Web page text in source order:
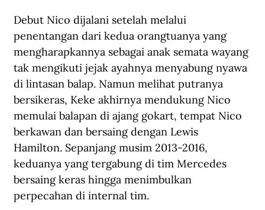
Debut Nico dijalani setelah melalui
penentangan dari kedua orangtuanya yang
mengharapkannya sebagai anak semata wayang
tak mengikuti jejak ayahnya menyabung nyawa
di lintasan balap. Namun melihat putranya
bersikeras, Keke akhirnya mendukung Nico
memulai balapan di ajang gokart, tempat Nico
berkawan dan bersaing dengan Lewis
Hamilton. Sepanjang musim 2013-2016,
keduanya yang tergabung di tim Mercedes
bersaing keras hingga menimbulkan
perpecahan di internal tim.